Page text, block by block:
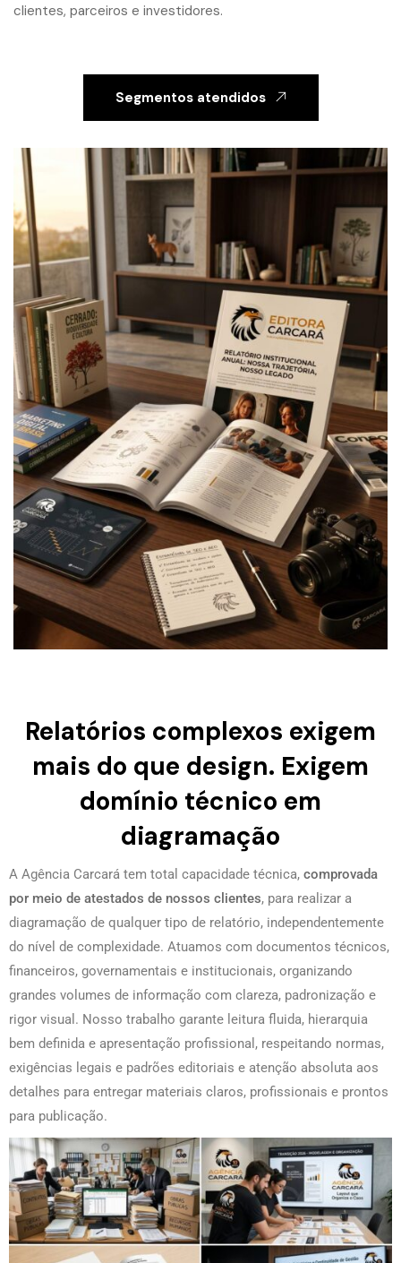
clientes, parceiros e investidores.
Segmentos atendidos
Relatórios complexos exigem
mais do que design. Exigem
domínio técnico em
diagramação
A Agência Carcará tem total capacidade técnica, comprovada
por meio de atestados de nossos clientes, para realizar a
diagramação de qualquer tipo de relatório, independentemente
do nível de complexidade. Atuamos com documentos técnicos,
financeiros, governamentais e institucionais, organizando
grandes volumes de informação com clareza, padronização e
rigor visual. Nosso trabalho garante leitura fluida, hierarquia
bem definida e apresentação profissional, respeitando normas,
exigências legais e padrões editoriais e atenção absoluta aos
detalhes para entregar materiais claros, profissionais e prontos
para publicação.